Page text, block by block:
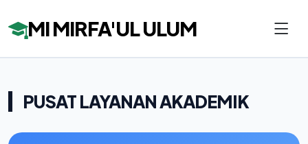
MI MIRFA'UL ULUM
PUSAT LAYANAN AKADEMIK